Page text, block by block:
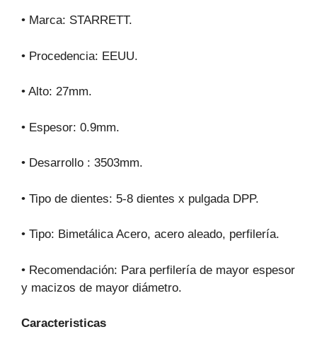
• Marca: STARRETT.
• Procedencia: EEUU.
• Alto: 27mm.
• Espesor: 0.9mm.
• Desarrollo : 3503mm.
• Tipo de dientes: 5-8 dientes x pulgada DPP.
• Tipo: Bimetálica Acero, acero aleado, perfilería.
• Recomendación: Para perfilería de mayor espesor
y macizos de mayor diámetro.
Caracteristicas